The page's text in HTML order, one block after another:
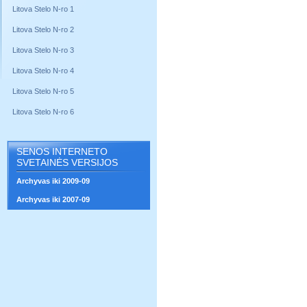
Litova Stelo N-ro 1
Litova Stelo N-ro 2
Litova Stelo N-ro 3
Litova Stelo N-ro 4
Litova Stelo N-ro 5
Litova Stelo N-ro 6
SENOS INTERNETO
SVETAINĖS VERSIJOS
Archyvas iki 2009-09
Archyvas iki 2007-09